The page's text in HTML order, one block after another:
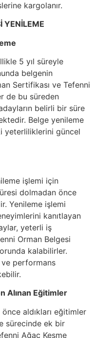
kargolanır.
YENİLEME
5 yıl süreyle
belgenin
Sertifikası ve Tefenni
de bu süreden
belirli bir süre
Belge yenileme
yeterliliklerini güncel
işlemi için
dolmadan önce
Yenileme işlemi
kanıtlayan
yeterli iş
Orman Belgesi
kalabilirler.
ve performans
Alınan Eğitimler
aldıkları eğitimler
sürecinde ek bir
Ağaç Kesme